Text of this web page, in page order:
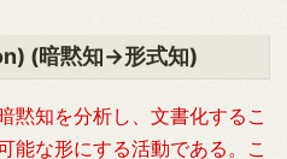
(暗黙知→形式知)
黙知を分析し、文書化するこ
能な形にする活動である。こ